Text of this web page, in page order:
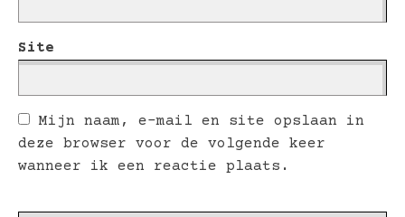
Site
Mijn naam, e-mail en site opslaan in
deze browser voor de volgende keer
wanneer ik een reactie plaats.